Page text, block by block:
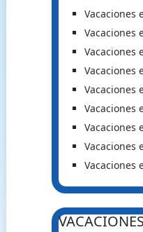
Vacaciones
Vacaciones
Vacaciones
Vacaciones
Vacaciones
Vacaciones
Vacaciones
Vacaciones
Vacaciones